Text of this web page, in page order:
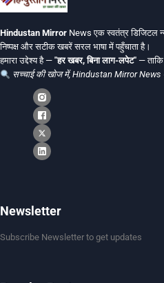
Hindustan Mirror News एक स्वतंत्र डिजिटल
निष्पक्ष और सटीक खबरें सरल भाषा में पहुँचाता है।
हमारा उद्देश्य है — "हर खबर, बिना लाग-लपेट" —
सच्चाई की खोज में, Hindustan Mirror
Newsletter
Subscribe Newsletter to get updates